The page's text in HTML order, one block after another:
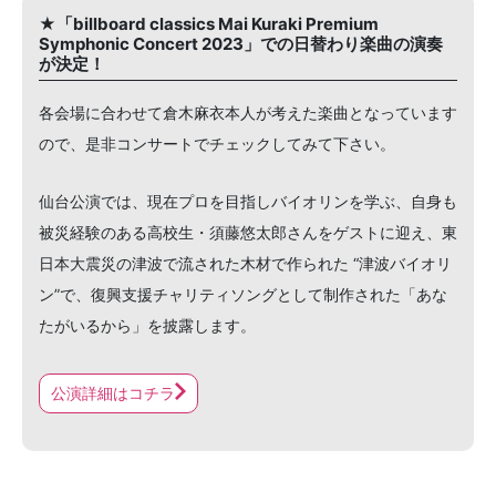
★「billboard classics Mai Kuraki Premium
Symphonic Concert 2023」での日替わり楽曲の演奏
が決定！
各会場に合わせて倉木麻衣本人が考えた楽曲となっています
ので、是非コンサートでチェックしてみて下さい。
仙台公演では、現在プロを目指しバイオリンを学ぶ、自身も
被災経験のある高校生・須藤悠太郎さんをゲストに迎え、東
日本大震災の津波で流された木材で作られた “津波バイオリ
ン”で、復興支援チャリティソングとして制作された「あな
たがいるから」を披露します。
公演詳細はコチラ